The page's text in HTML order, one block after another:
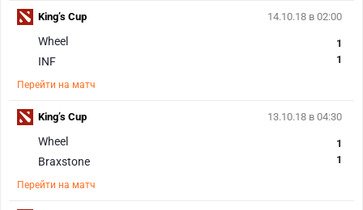
14.10.18 в 02:00
Wheel
INF
1
1
Перейти на матч
King’s Cup
13.10.18 в 04:30
Wheel
Braxstone
1
1
Перейти на матч
King’s Cup